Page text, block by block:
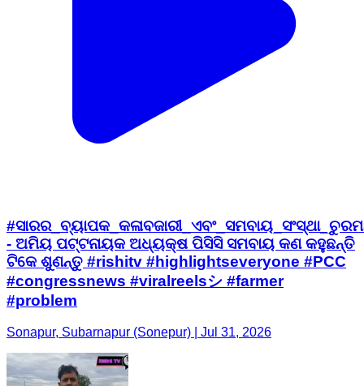
- ଅମିୟ ପଟ୍ଟନାୟକ ଅଧ୍ୟକ୍ଷ ପିସିସି ସମବାୟ କଣ କହୁଛନ୍ତି
ଟିକେ ଶୁଣନ୍ତୁ #rishitv #highlightseveryone #PCC
#congressnews #viralreelsシ #farmer
#problem
Sonapur, Subarnapur (Sonepur) | Jul 31, 2026